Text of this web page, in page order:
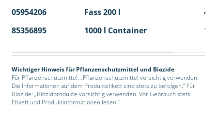
05954206 Fass 200 l
4
85356895
1000 l Container 1
Wichtiger Hinweis für Pflanzenschutzmittel und Biozide
Für Pflanzenschutzmittel: „Pflanzenschutzmittel vorsichtig verwenden.
Die Informationen auf dem Produktetikett sind stets zu befolgen.“ Für
Biozide: „Biozidprodukte vorsichtig verwenden. Vor Gebrauch stets
Etikett und Produktinformationen lesen.“